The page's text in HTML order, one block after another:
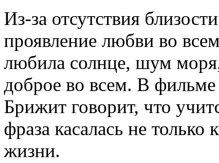
Из-за отсутствия
проявление любви во
любила солнце, шум
доброе во всем. В
Брижит говорит, что
фраза касалась не
жизни.